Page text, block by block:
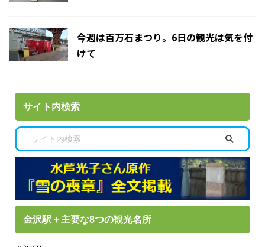
今週は百万石まつり。6日の観光は気を付
けて
サイト内検索
金沢駅＋主要な8つの観光名所